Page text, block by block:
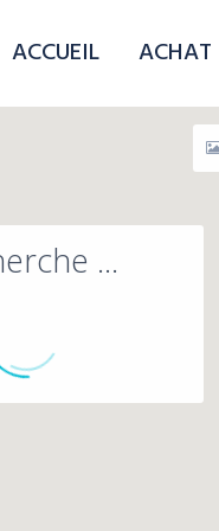
ACCUEIL ACHAT
...